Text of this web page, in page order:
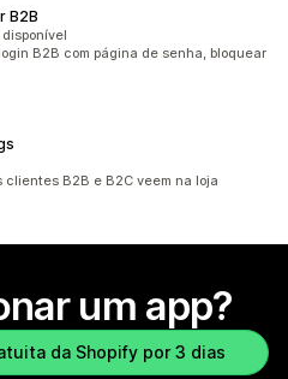
B2B
B2B com página de senha, bloquear
clientes B2B e B2C veem na loja
um app?
da Shopify por 3 dias